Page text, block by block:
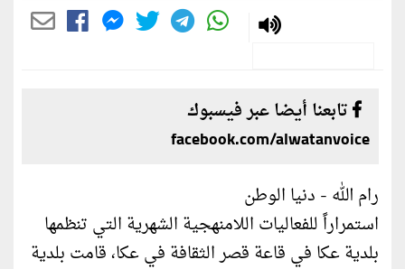
تابعنا أيضا عبر فيسبوك
facebook.com/alwatanvoice
رام الله - دنيا الوطن
استمراراً للفعاليات اللامنهجية الشهرية التي تنظمها
بلدية عكا في قاعة قصر الثقافة في عكا، قامت بلدية